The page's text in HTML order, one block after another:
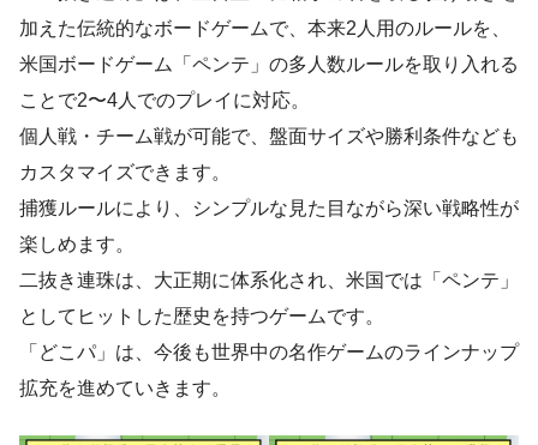
加えた伝統的なボードゲームで、本来2人用のルールを、
米国ボードゲーム「ペンテ」の多人数ルールを取り入れる
ことで2〜4人でのプレイに対応。
個人戦・チーム戦が可能で、盤面サイズや勝利条件なども
カスタマイズできます。
捕獲ルールにより、シンプルな見た目ながら深い戦略性が
楽しめます。
二抜き連珠は、大正期に体系化され、米国では「ペンテ」
としてヒットした歴史を持つゲームです。
「どこパ」は、今後も世界中の名作ゲームのラインナップ
拡充を進めていきます。